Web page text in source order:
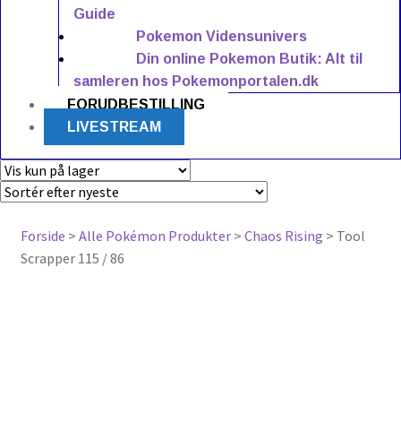
Guide
Pokemon Vidensunivers
Din online Pokemon Butik: Alt til
samleren hos Pokemonportalen.dk
FORUDBESTILLING
LIVESTREAM
Forside > Alle Pokémon Produkter> Chaos Rising > Tool
Scrapper 115 / 86